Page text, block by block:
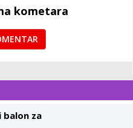
kometara
balon za